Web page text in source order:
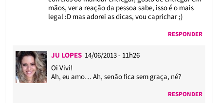
mãos, ver a reação da pessoa sabe, isso é o mais
legal :D mas adorei as dicas, vou caprichar ;)
RESPONDER
JU LOPES 14/06/2013 - 11h26
Oi Vivi!
Ah, eu amo… Ah, senão fica sem graça, né?
RESPONDER